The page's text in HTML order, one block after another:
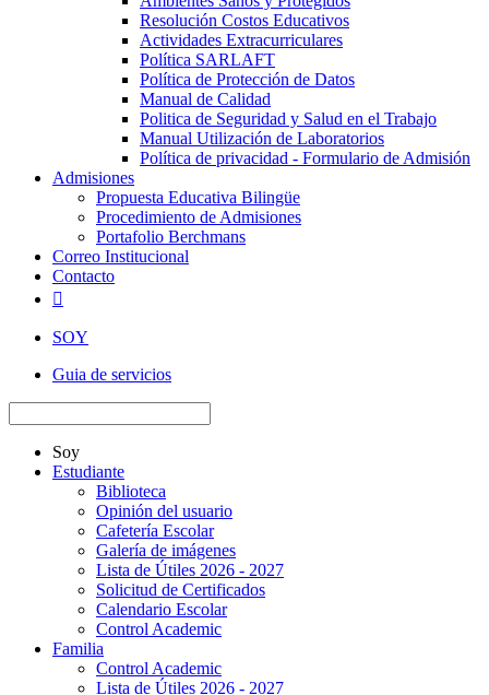
Resolución Costos Educativos
Actividades Extracurriculares
Política SARLAFT
Política de Protección de Datos
Manual de Calidad
Politica de Seguridad y Salud en el Trabajo
Manual Utilización de Laboratorios
Política de privacidad - Formulario de Admisión
Admisiones
Propuesta Educativa Bilingüe
Procedimiento de Admisiones
Portafolio Berchmans
Correo Institucional
Contacto

SOY
Guia de servicios
Soy
Estudiante
Biblioteca
Opinión del usuario
Cafetería Escolar
Galería de imágenes
Lista de Útiles 2026 - 2027
Solicitud de Certificados
Calendario Escolar
Control Academic
Familia
Control Academic
Lista de Útiles 2026 - 2027